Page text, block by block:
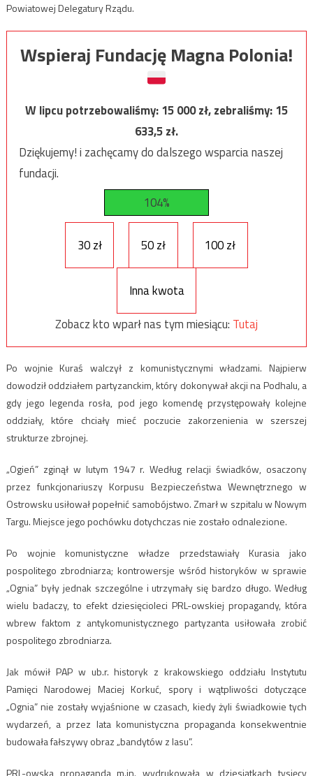
Powiatowej Delegatury Rządu.
Wspieraj Fundację Magna Polonia!
W lipcu potrzebowaliśmy:15 000zł, zebraliśmy:15
633,5zł.
Dziękujemy! i zachęcamy do dalszego wsparcia naszej
fundacji.
104%
30 zł 50 zł 100 zł
Inna kwota
Zobacz kto wparł nas tym miesiącu: Tutaj
Po wojnie Kuraś walczył z komunistycznymi władzami. Najpierw
dowodził oddziałem partyzanckim, który dokonywał akcji na Podhalu, a
gdy jego legenda rosła, pod jego komendę przystępowały kolejne
oddziały, które chciały mieć poczucie zakorzenienia w szerszej
strukturze zbrojnej.
„Ogień” zginął w lutym 1947 r. Według relacji świadków, osaczony
przez funkcjonariuszy Korpusu Bezpieczeństwa Wewnętrznego w
Ostrowsku usiłował popełnić samobójstwo. Zmarł w szpitalu w Nowym
Targu. Miejsce jego pochówku dotychczas nie zostało odnalezione.
Po wojnie komunistyczne władze przedstawiały Kurasia jako
pospolitego zbrodniarza; kontrowersje wśród historyków w sprawie
„Ognia” były jednak szczególne i utrzymały się bardzo długo. Według
wielu badaczy, to efekt dziesięcioleci PRL-owskiej propagandy, która
wbrew faktom z antykomunistycznego partyzanta usiłowała zrobić
pospolitego zbrodniarza.
Jak mówił PAP w ub.r. historyk z krakowskiego oddziału Instytutu
Pamięci Narodowej Maciej Korkuć, spory i wątpliwości dotyczące
„Ognia” nie zostały wyjaśnione w czasach, kiedy żyli świadkowie tych
wydarzeń, a przez lata komunistyczna propaganda konsekwentnie
budowała fałszywy obraz „bandytów z lasu”.
PRL-owska propaganda m.in. wydrukowała w dziesiątkach tysięcy